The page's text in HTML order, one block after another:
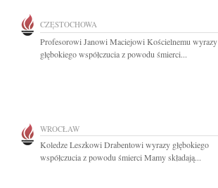
CZĘSTOCHOWA
Profesorowi Janowi Maciejowi Kościelnemu wyrazy
głębokiego współczucia z powodu śmierci...
WROCŁAW
Koledze Leszkowi Drabentowi wyrazy głębokiego
współczucia z powodu śmierci Mamy składają...